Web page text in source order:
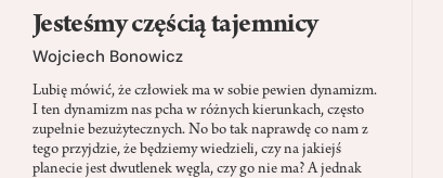
Jesteśmy częścią tajemnicy
Wojciech Bonowicz
Lubię mówić, że człowiek ma w sobie pewien dynamizm.
I ten dynamizm nas pcha w różnych kierunkach, często
zupełnie bezużytecznych. No bo tak naprawdę co nam z
tego przyjdzie, że będziemy wiedzieli, czy na jakiejś
planecie jest dwutlenek węgla, czy go nie ma? A jednak